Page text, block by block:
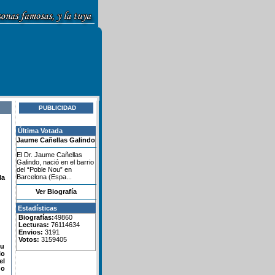
PUBLICIDAD
Última Votada
Jaume Cañellas Galindo
El Dr. Jaume Cañellas
Galindo, nació en el barrio
del “Poble Nou” en
Barcelona (Espa...
Ver Biografía
Estadísticas
Biografías:49860
Lecturas: 76114634
Envios: 3191
Votos: 3159405